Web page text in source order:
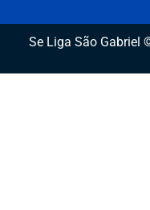
Se Liga São Gabriel